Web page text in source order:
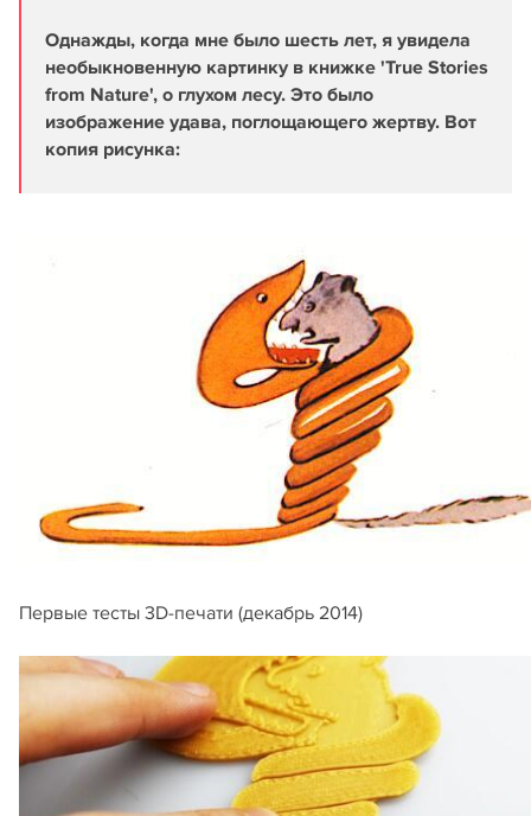
Однажды, когда мне было шесть лет, я увидела
необыкновенную картинку в книжке 'True Stories
from Nature', о глухом лесу. Это было
изображение удава, поглощающего жертву. Вот
копия рисунка:
Первые тесты 3D-печати (декабрь 2014)